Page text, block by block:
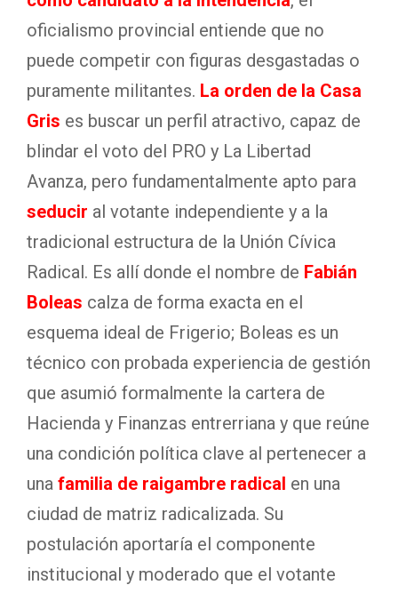
oficialismo provincial entiende que no
puede competir con figuras desgastadas o
puramente militantes. La orden de la Casa
Gris es buscar un perfil atractivo, capaz de
blindar el voto del PRO y La Libertad
Avanza, pero fundamentalmente apto para
seducir al votante independiente y a la
tradicional estructura de la Unión Cívica
Radical. Es allí donde el nombre de Fabián
Boleas calza de forma exacta en el
esquema ideal de Frigerio; Boleas es un
técnico con probada experiencia de gestión
que asumió formalmente la cartera de
Hacienda y Finanzas entrerriana y que reúne
una condición política clave al pertenecer a
una familia de raigambre radical en una
ciudad de matriz radicalizada. Su
postulación aportaría el componente
institucional y moderado que el votante